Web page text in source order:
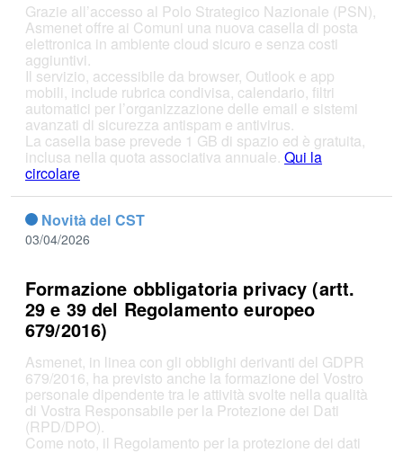
Grazie all’accesso al Polo Strategico Nazionale (PSN),
Asmenet offre ai Comuni una nuova casella di posta
elettronica in ambiente cloud sicuro e senza costi
aggiuntivi.
Il servizio, accessibile da browser, Outlook e app
mobili, include rubrica condivisa, calendario, filtri
automatici per l’organizzazione delle email e sistemi
avanzati di sicurezza antispam e antivirus.
La casella base prevede 1 GB di spazio ed è gratuita,
inclusa nella quota associativa annuale. Qui la
circolare
Novità del CST
03/04/2026
Formazione obbligatoria privacy (artt.
29 e 39 del Regolamento europeo
679/2016)
Asmenet, in linea con gli obblighi derivanti del GDPR
679/2016, ha previsto anche la formazione del Vostro
personale dipendente tra le attività svolte nella qualità
di Vostra Responsabile per la Protezione dei Dati
(RPD/DPO).
Come noto, il Regolamento per la protezione dei dati